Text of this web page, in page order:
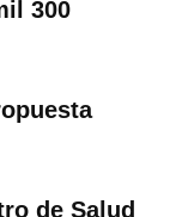
300
de Salud